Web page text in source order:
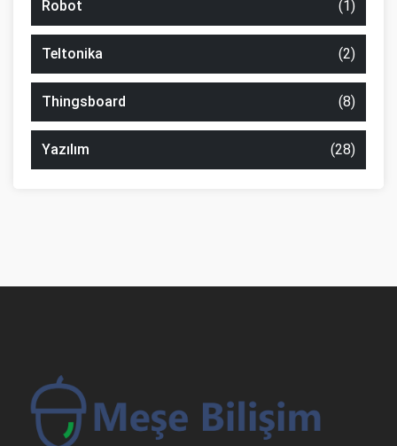
Robot (1)
Teltonika (2)
Thingsboard (8)
Yazılım (28)